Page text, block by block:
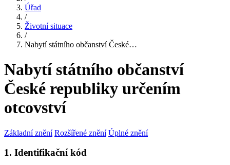
Úřad
/
Životní situace
/
Nabytí státního občanství České…
Nabytí státního občanství
České republiky určením
otcovství
Základní znění Rozšířené znění Úplné znění
1. Identifikační kód